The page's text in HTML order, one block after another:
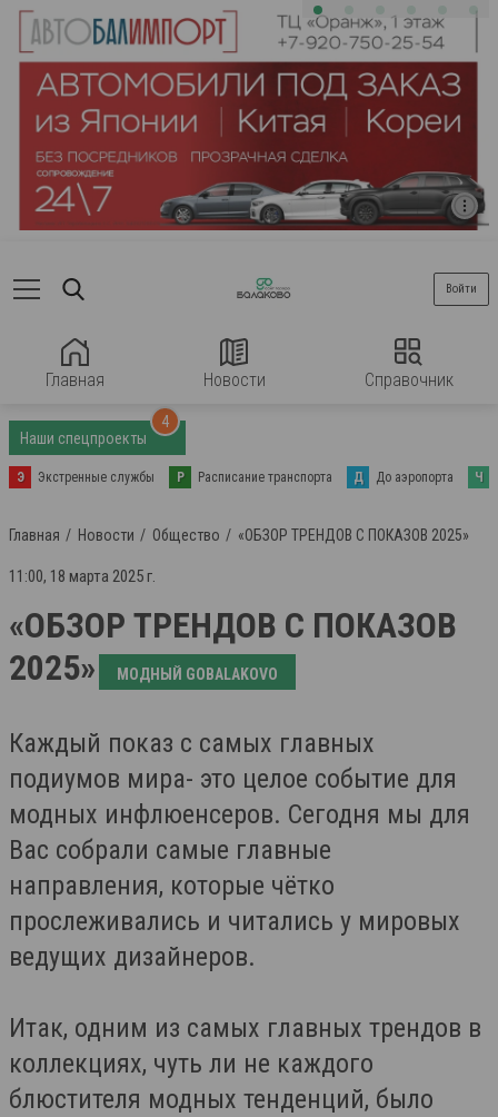
Главная Новости Справочник
Войти
Наши спецпроекты
4
Э Экстренные службы Р Расписание транспорта Д До аэропорта Ч
Главная Новости Общество «ОБЗОР ТРЕНДОВ С ПОКАЗОВ 2025»
11:00, 18 марта 2025 г.
«ОБЗОР ТРЕНДОВ С ПОКАЗОВ
2025»
МОДНЫЙ GOBALAKOVO
Каждый показ с самых главных
подиумов мира- это целое событие для
модных инфлюенсеров. Сегодня мы для
Вас собрали самые главные
направления, которые чётко
прослеживались и читались у мировых
ведущих дизайнеров.
Итак, одним из самых главных трендов в
коллекциях, чуть ли не каждого
блюстителя модных тенденций, было